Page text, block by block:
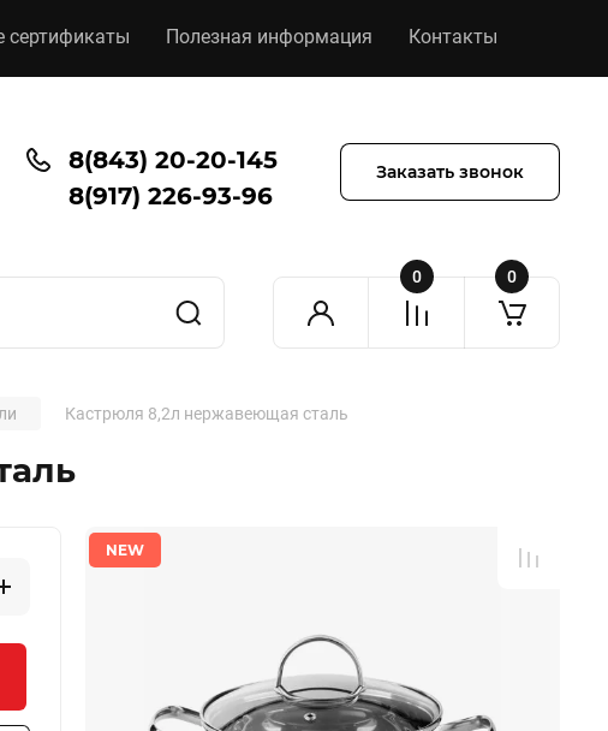
сертификаты Полезная информация Контакты
8(843) 20-20-145
8(917) 226-93-96
Заказать звонок
0 0
Кастрюля 8,2л нержавеющая сталь
NEW